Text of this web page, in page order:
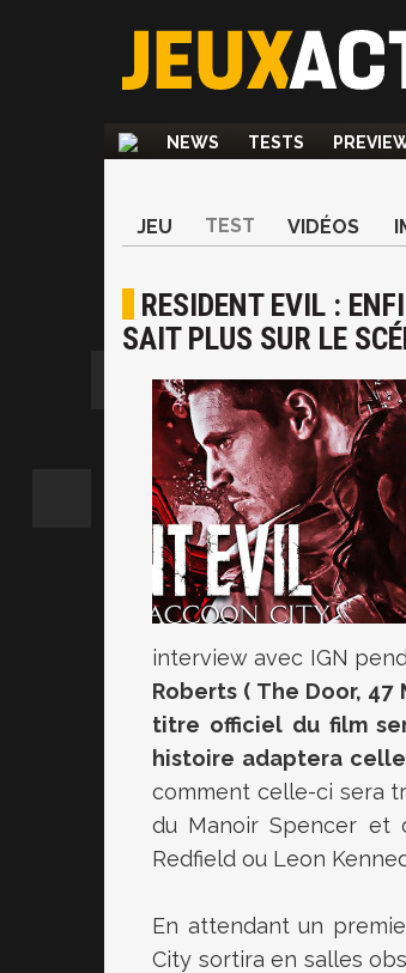
NEWS TESTS
JEU TEST VIDÉOS
RESIDENT EVIL :
SAIT PLUS SUR LE
interview avec IGN
Roberts ( The Door,
titre officiel du film
histoire adaptera
comment celle-ci sera
du Manoir Spencer et
Redfield ou Leon
En attendant un
City sortira en salles